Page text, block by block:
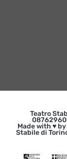
Teatro
Made with ♥
Stabile di